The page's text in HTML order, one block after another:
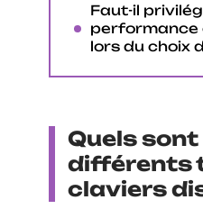
Faut-il
performance
lors du choix
Quels sont
différents
claviers